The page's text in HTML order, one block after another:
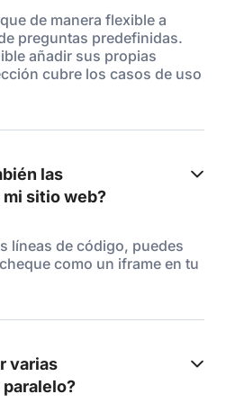
de manera flexible a
preguntas predefinidas.
añadir sus propias
cubre los casos de uso
las
sitio web?
líneas de código, puedes
como un iframe en tu
varias